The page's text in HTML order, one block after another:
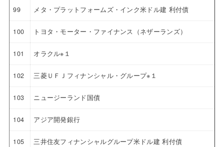
99 メタ・プラットフォームズ・インク米ドル建 利付債
100 トヨタ・モーター・ファイナンス（ネザーランズ）
101 オラクル※１
102 三菱ＵＦＪフィナンシャル・グループ※１
103 ニュージーランド国債
104 アジア開発銀行
105 三井住友フィナンシャルグループ米ドル建 利付債